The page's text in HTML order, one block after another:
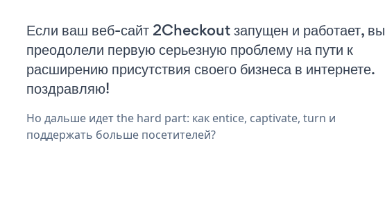
Если ваш веб-сайт 2Checkout запущен и работает, вы
преодолели первую серьезную проблему на пути к
расширению присутствия своего бизнеса в интернете.
поздравляю!
Но дальше идет the hard part: как entice, captivate, turn и
поддержать больше посетителей?